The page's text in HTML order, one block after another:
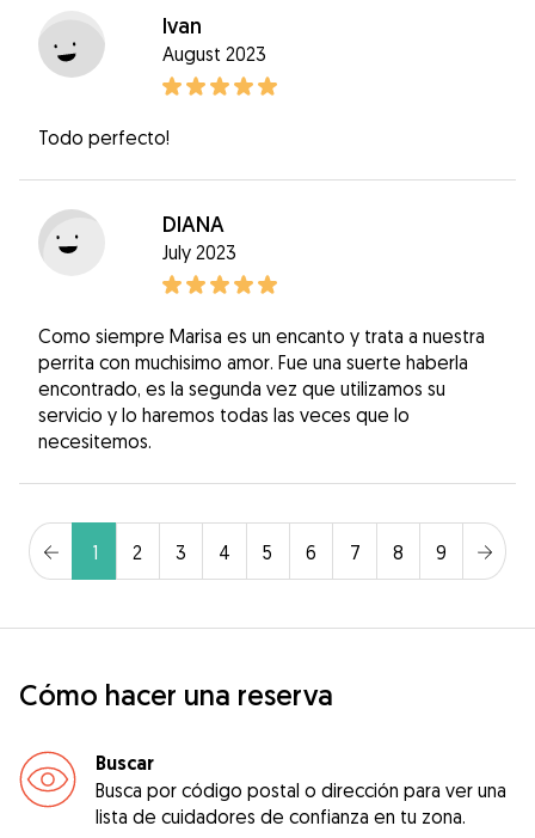
Ivan
August 2023
Todo perfecto!
DIANA
July 2023
Como siempre Marisa es un encanto y trata a nuestra
perrita con muchisimo amor. Fue una suerte haberla
encontrado, es la segunda vez que utilizamos su
servicio y lo haremos todas las veces que lo
necesitemos.
1 2 3 4 5 6 7 8 9
Cómo hacer una reserva
Buscar
Busca por código postal o dirección para ver una
lista de cuidadores de confianza en tu zona.